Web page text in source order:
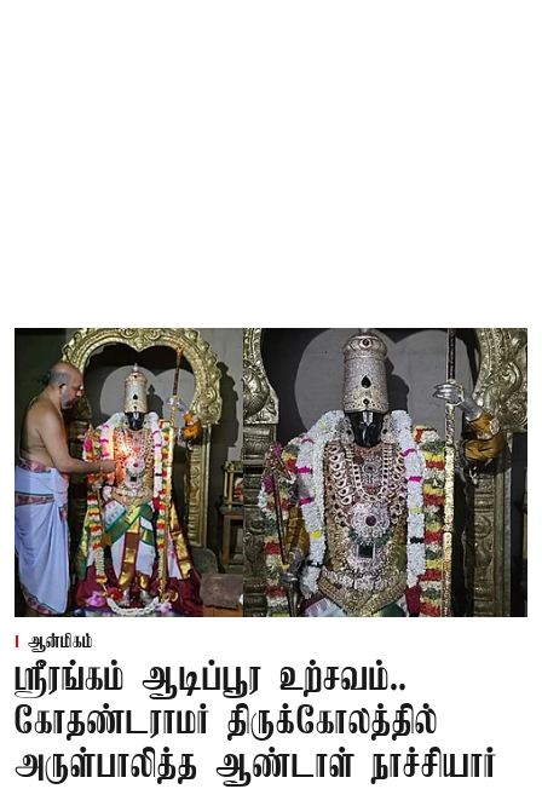
ஆன்மிகம்
ஸ்ரீரங்கம் ஆடிப்பூர உற்சவம்..
கோதண்டராமர் திருக்கோலத்தில்
அருள்பாலித்த ஆண்டாள் நாச்சியார்